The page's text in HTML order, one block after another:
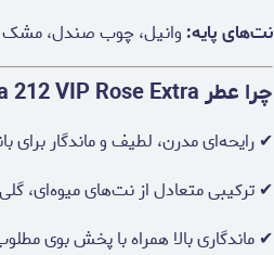
نت‌های پایه: وانیل، چوب صندل، مشک و
چرا عطر Carolina Herrera 212 VIP Rose Extra را انتخاب کنیم؟
✔ رایحه‌ای مدرن، لطیف و ماندگار برای
✔ ترکیبی متعادل از نت‌های میوه‌ای،
✔ ماندگاری بالا همراه با پخش بوی